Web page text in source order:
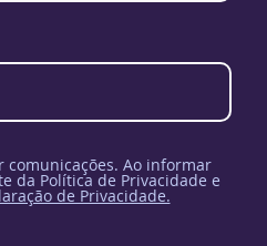
comunicações. Ao informar
da Política de Privacidade e
de Privacidade.